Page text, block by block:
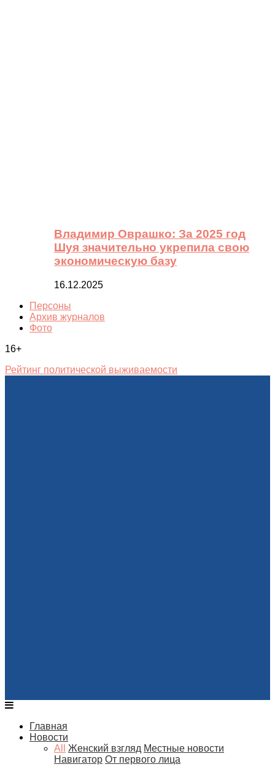
Владимир Оврашко: За 2025 год
Шуя значительно укрепила свою
экономическую базу
16.12.2025
Персоны
Архив журналов
Фото
16+
Рейтинг политической выживаемости
Главная
Новости
All
Женский взгляд Местные новости
Навигатор От первого лица